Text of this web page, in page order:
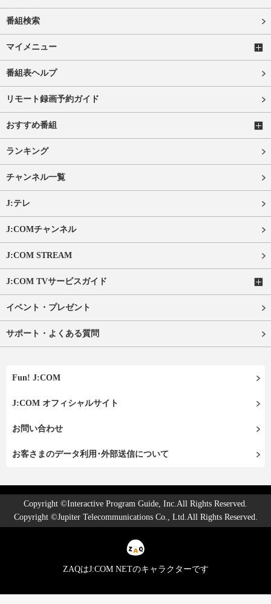
番組検索
マイメニュー
番組表ヘルプ
リモート録画予約ガイド
おすすめ番組
ランキング
チャンネル一覧
J:テレ
J:COMチャンネル
J:COM STREAM
J:COM TVサービスガイド
イベント・プレゼント
サポート・よくある質問
Fun! J:COM
J:COM オフィシャルサイト
お問い合わせ
お客さまのデータ利用･外部送信について
Copyright ©Interactive Program Guide, Inc.All Rights Reserved.
Copyright ©Jupiter Telecommunications Co., Ltd.All Rights Reserved.
ZAQはJ:COM NETのキャラクターです